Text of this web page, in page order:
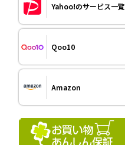
Yahoo!のサービス一覧
Qoo10
Amazon